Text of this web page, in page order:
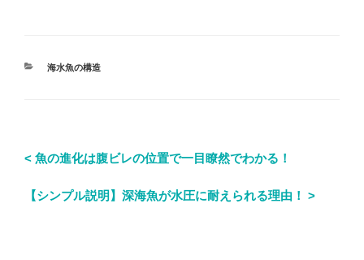
海水魚の構造
< 魚の進化は腹ビレの位置で一目瞭然でわかる！
【シンプル説明】深海魚が水圧に耐えられる理由！ >